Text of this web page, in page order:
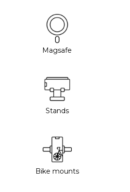
Magsafe
Stands
Bike mounts